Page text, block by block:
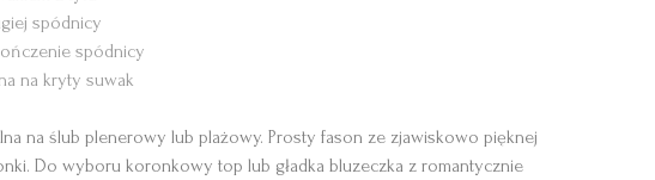
spódnicy
spódnicy
na kryty suwak
na ślub plenerowy lub plażowy. Prosty fason ze zjawiskowo pięknej
Do wyboru koronkowy top lub gładka bluzeczka z romantycznie